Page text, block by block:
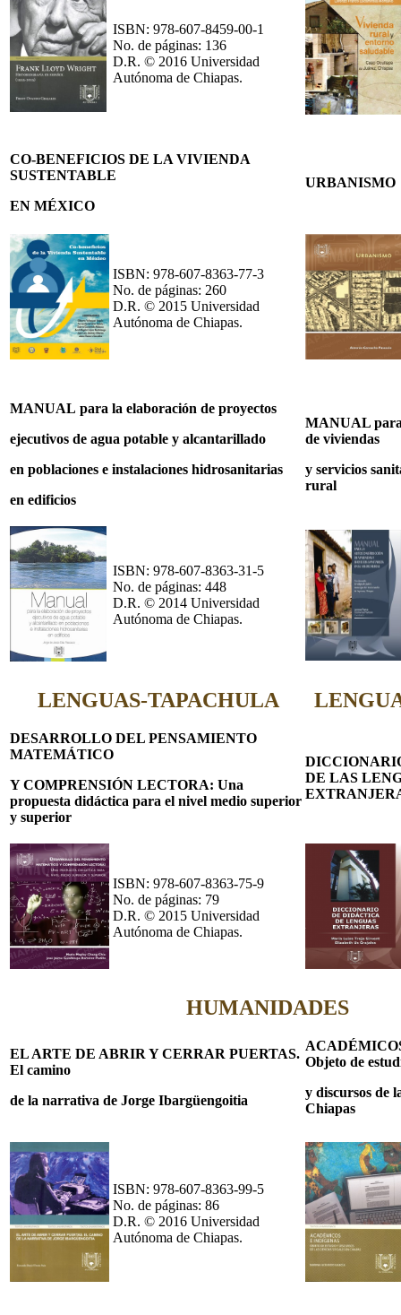
ISBN: 978-607-8459-00-1
No. de páginas: 136
D.R. © 2016 Universidad
Autónoma de Chiapas.
CO-BENEFICIOS DE LA VIVIENDA
SUSTENTABLE
EN MÉXICO
URBANISMO
ISBN: 978-607-8363-77-3
No. de páginas: 260
D.R. © 2015 Universidad
Autónoma de Chiapas.
MANUAL para la elaboración de proyectos
ejecutivos de agua potable y alcantarillado
en poblaciones e instalaciones hidrosanitarias
en edificios
MANUAL
de viviendas
y servicios
rural
ISBN: 978-607-8363-31-5
No. de páginas: 448
D.R. © 2014 Universidad
Autónoma de Chiapas.
LENGUAS-TAPACHULA
DESARROLLO DEL PENSAMIENTO
MATEMÁTICO
Y COMPRENSIÓN LECTORA: Una
propuesta didáctica para el nivel medio superior
y superior
DE LAS
ISBN: 978-607-8363-75-9
No. de páginas: 79
D.R. © 2015 Universidad
Autónoma de Chiapas.
HUMANIDADES
EL ARTE DE ABRIR Y CERRAR PUERTAS.
El camino
de la narrativa de Jorge Ibargüengoitia
Objeto de
y discursos de
Chiapas
ISBN: 978-607-8363-99-5
No. de páginas: 86
D.R. © 2016 Universidad
Autónoma de Chiapas.